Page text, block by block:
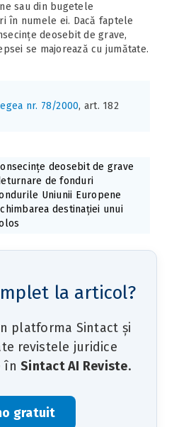
sau din bugetele
în numele ei. Dacă faptele
deosebit de grave,
se majorează cu jumătate.
nr. 78/2000, art. 182
deosebit de grave
de fonduri
Uniunii Europene
destinației unui
la articol?
platforma Sintact și
revistele juridice
în Sintact AI Reviste.
gratuit